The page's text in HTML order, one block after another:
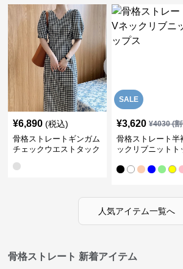
¥6,890 (税込)
骨格ストレートギンガム
チェックウエストタック
SALE
¥3,620 ¥4030(割
骨格ストレート半
ックリブニットト
人気アイテム一覧へ
骨格ストレート 新着アイテム